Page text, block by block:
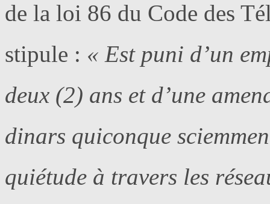
de la loi 86 du Code des
stipule : « Est puni d’un
deux (2) ans et d’une
dinars quiconque
quiétude à travers les